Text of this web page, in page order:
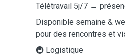
Télétravail 5j/7 →
Disponible semaine &
pour des rencontres et
🚇 Logistique